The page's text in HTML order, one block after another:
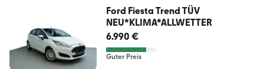
Ford Fiesta Trend TÜV
NEU*KLIMA*ALLWETTER
6.990 €
Guter Preis